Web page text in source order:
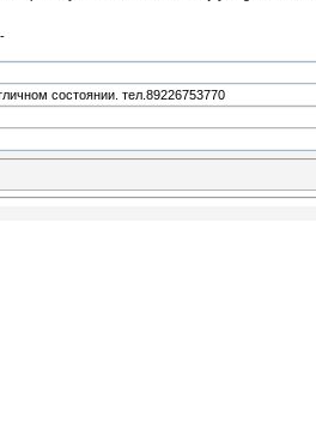
состоянии. тел.89226753770